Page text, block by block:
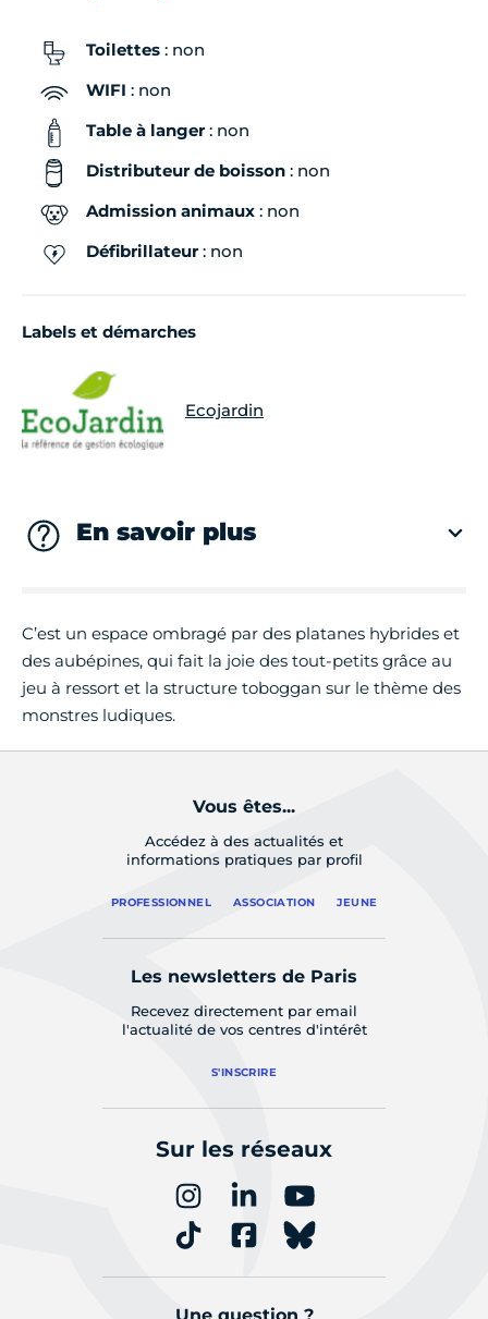
Toilettes : non
WIFI : non
Table à langer: non
Distributeur de boisson : non
Admission animaux : non
Défibrillateur: non
Labels et démarches
Ecojardin
En savoir plus
C’est un espace ombragé par des platanes hybrides et
des aubépines, qui fait la joie des tout-petits grâce au
jeu à ressort et la structure toboggan sur le thème des
monstres ludiques.
Vous êtes...
Accédez à des actualités et
informations pratiques par profil
PROFESSIONNEL ASSOCIATION JEUNE
Les newsletters de Paris
Recevez directement par email
l'actualité de vos centres d'intérêt
S'INSCRIRE
Sur les réseaux